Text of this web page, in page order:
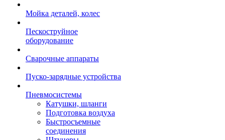
Мойка деталей, колес
Пескоструйное
оборудование
Сварочные аппараты
Пуско-зарядные устройства
Пневмосистемы
Катушки, шланги
Подготовка воздуха
Быстросъемные
соединения